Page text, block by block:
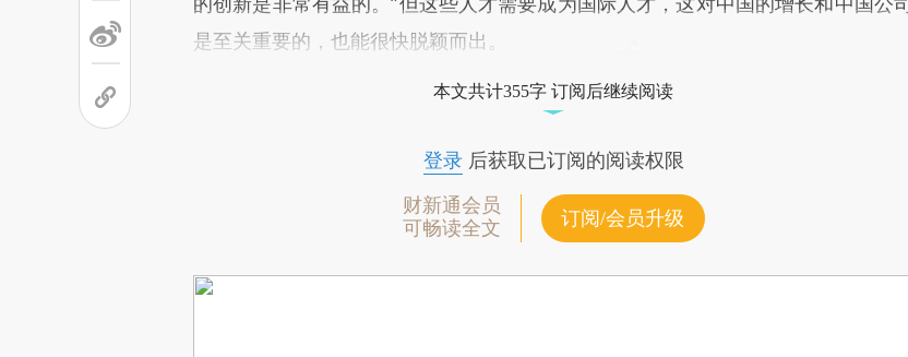
是至关重要的，也能很快脱颖而出。
本文共计355字 订阅后继续阅读
登录后获取已订阅的阅读权限
财新通会员
可畅读全文
订阅/会员升级